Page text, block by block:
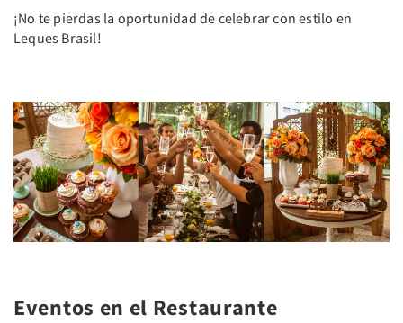
¡No te pierdas la oportunidad de celebrar con estilo en
Leques Brasil!
Eventos en el Restaurante